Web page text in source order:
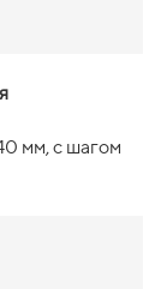
мм, с шагом